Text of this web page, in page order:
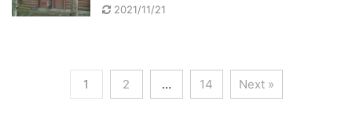
2021/11/21
1 2 … 14 Next »